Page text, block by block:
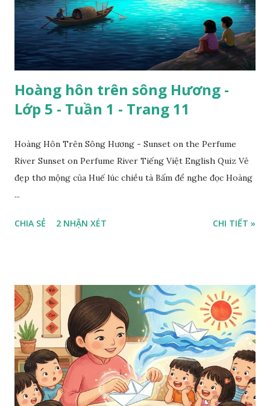
Hoàng hôn trên sông Hương -
Lớp 5 - Tuần 1 - Trang 11
Hoàng Hôn Trên Sông Hương - Sunset on the Perfume
River Sunset on Perfume River Tiếng Việt English Quiz Vẻ
đẹp thơ mộng của Huế lúc chiều tà Bấm để nghe đọc Hoàng
...
CHIA SẺ 2 NHẬN XÉT CHI TIẾT »